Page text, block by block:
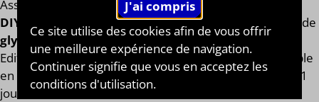
Assemblage réalisé à PLOUESCAT - France par
DIY®
. Composé de mono propylène glycol végétal
, de
glycérine végétaleet de l'arôme Heisenberg Grape
Edition Limitée de la marque Vampire Vape®. Disponible
en flacon de 50ml, 125ml, 250ml, 500ml et 1L. STEEP : 1
jour.
Ce site utilise des cookies afin de vous offrir
une meilleure expérience de navigation.
Continuer signifie que vous en acceptez les
conditions d'utilisation.